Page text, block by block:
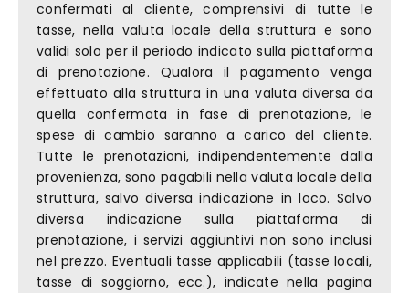
confermati al cliente, comprensivi di tutte le
tasse, nella valuta locale della struttura e sono
validi solo per il periodo indicato sulla piattaforma
di prenotazione. Qualora il pagamento venga
effettuato alla struttura in una valuta diversa da
quella confermata in fase di prenotazione, le
spese di cambio saranno a carico del cliente.
Tutte le prenotazioni, indipendentemente dalla
provenienza, sono pagabili nella valuta locale della
struttura, salvo diversa indicazione in loco. Salvo
diversa indicazione sulla piattaforma di
prenotazione, i servizi aggiuntivi non sono inclusi
nel prezzo. Eventuali tasse applicabili (tasse locali,
tasse di soggiorno, ecc.), indicate nella pagina